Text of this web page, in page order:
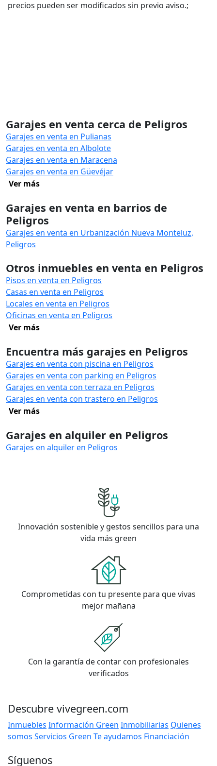
precios pueden ser modificados sin previo aviso.;
Garajes en venta cerca de Peligros
Garajes en venta en Pulianas
Garajes en venta en Albolote
Garajes en venta en Maracena
Garajes en venta en Güevéjar
Ver más
Garajes en venta en barrios de
Peligros
Garajes en venta en Urbanización Nueva Monteluz,
Peligros
Otros inmuebles en venta en Peligros
Pisos en venta en Peligros
Casas en venta en Peligros
Locales en venta en Peligros
Oficinas en venta en Peligros
Ver más
Encuentra más garajes en Peligros
Garajes en venta con piscina en Peligros
Garajes en venta con parking en Peligros
Garajes en venta con terraza en Peligros
Garajes en venta con trastero en Peligros
Ver más
Garajes en alquiler en Peligros
Garajes en alquiler en Peligros
Innovación sostenible y gestos sencillos para una
vida más green
Comprometidas con tu presente para que vivas
mejor mañana
Con la garantía de contar con profesionales
verificados
Descubre vivegreen.com
Inmuebles Información Green Inmobiliarias Quienes
somos Servicios Green Te ayudamos Financiación
Síguenos